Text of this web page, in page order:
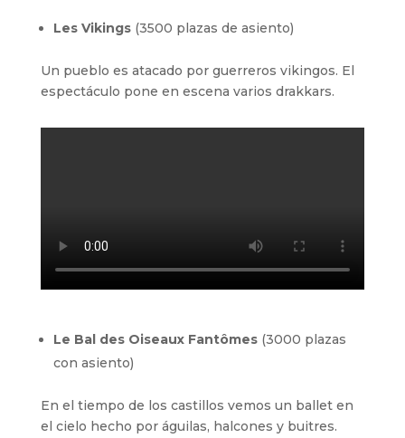
Les Vikings(3500 plazas de asiento)
Un pueblo es atacado por guerreros vikingos. El
espectáculo pone en escena varios drakkars.
Le Bal des Oiseaux Fantômes(3000 plazas
con asiento)
En el tiempo de los castillos vemos un ballet en
el cielo hecho por águilas, halcones y buitres.